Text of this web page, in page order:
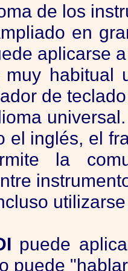
de los
en
aplicarse
muy habitual
de
el inglés, el
la
puede
puede